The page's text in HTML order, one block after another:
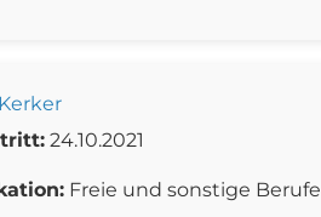
24.10.2021
Freie und sonstige Berufe